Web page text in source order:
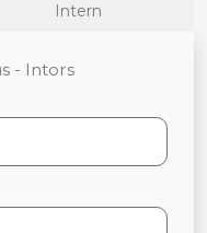
Intern
- Intors